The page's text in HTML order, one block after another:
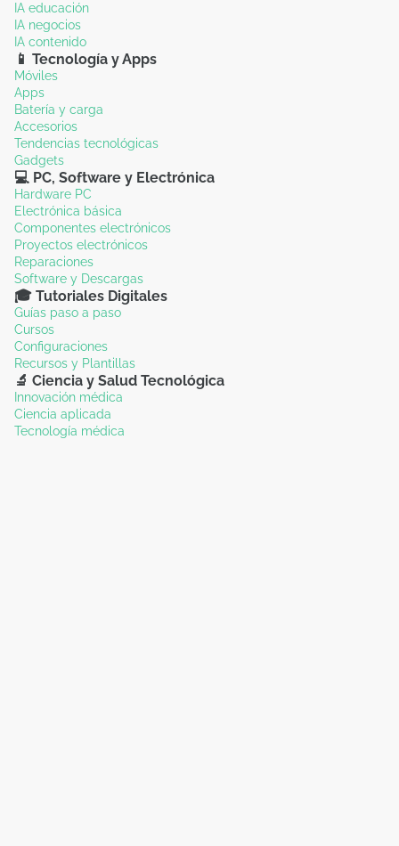
IA educación
IA negocios
IA contenido
📱 Tecnología y Apps
Móviles
Apps
Batería y carga
Accesorios
Tendencias tecnológicas
Gadgets
💻 PC, Software y Electrónica
Hardware PC
Electrónica básica
Componentes electrónicos
Proyectos electrónicos
Reparaciones
Software y Descargas
🎓 Tutoriales Digitales
Guías paso a paso
Cursos
Configuraciones
Recursos y Plantillas
🔬 Ciencia y Salud Tecnológica
Innovación médica
Ciencia aplicada
Tecnología médica